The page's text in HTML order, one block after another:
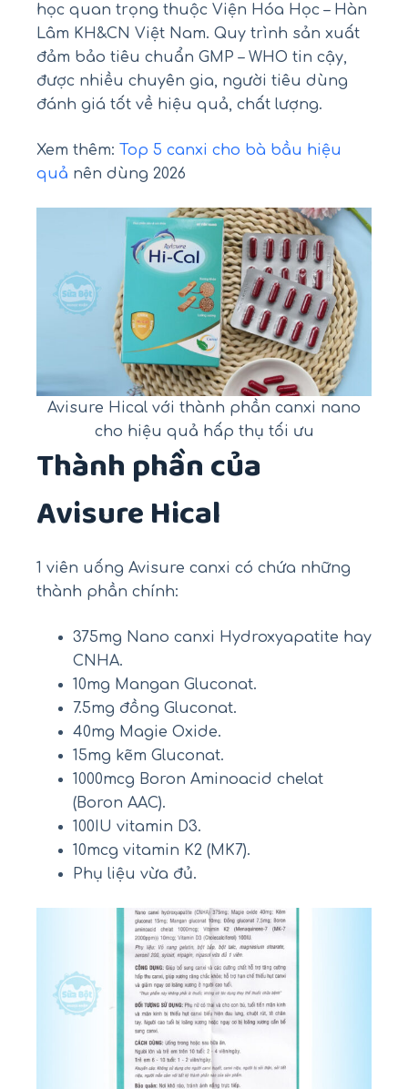
học quan trọng thuộc Viện Hóa Học – Hàn
Lâm KH&CN Việt Nam. Quy trình sản xuất
đảm bảo tiêu chuẩn GMP – WHO tin cậy,
được nhiều chuyên gia, người tiêu dùng
đánh giá tốt về hiệu quả, chất lượng.
Xem thêm: Top 5 canxi cho bà bầu hiệu
quả nên dùng 2026
Avisure Hical với thành phần canxi nano
cho hiệu quả hấp thụ tối ưu
Thành phần của
Avisure Hical
1 viên uống Avisure canxi có chứa những
thành phần chính:
375mg Nano canxi Hydroxyapatite hay
CNHA.
10mg Mangan Gluconat.
7.5mg đồng Gluconat.
40mg Magie Oxide.
15mg kẽm Gluconat.
1000mcg Boron Aminoacid chelat
(Boron AAC).
100IU vitamin D3.
10mcg vitamin K2 (MK7).
Phụ liệu vừa đủ.